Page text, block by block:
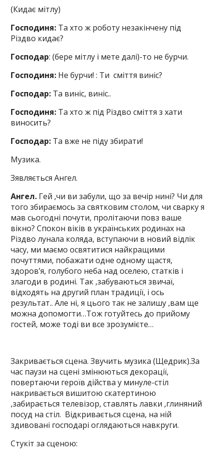
(Кидає мітлу)
Господиня: Та хто ж роботу незакінчену під
Різдво кидає?
Господар: (бере мітлу і мете далі)-то не бурчи.
Господиня: Не бурчи! : Ти сміття виніс?
Господар: Та виніс, виніс..
Господиня: Та хто ж під Різдво сміття з хати
виносить?
Господар: Та вже не піду збирати!
Музика.
Зявляється Ангел.
Ангел. Гей ,чи ви забули, що за вечір нині? Чи для
того збираємось за святковим столом, чи сварку я
мав сьогодні почути, пролітаючи повз ваше
вікно? Спокон віків в українських родинах на
Різдво лунала коляда, вступаючи в новий відлік
часу, ми маємо освятитися найкращими
почуттями, побажати одне одному щастя,
здоров’я, голубого неба над оселею, статків і
злагоди в родині. Так ,забуваються звичаї,
відходять на другий план традиції, і ось
результат.. Але ні, я цього так не залишу ,вам ще
можна допомогти…Тож готуйтесь до прийому
гостей, може тоді ви все зрозумієте…
Закривається сцена. Звучить музика (Щедрик).За
час паузи на сцені змінюються декорації,
повертаючи героїв дійства у минуле-стіл
накривається вишитою скатертиною
,забирається телевізор, ставлять лавки ,глиняний
посуд на стіл. Відкривається сцена, на ній
здивовані господарі оглядаються навкруги.
Стукіт за сценою: